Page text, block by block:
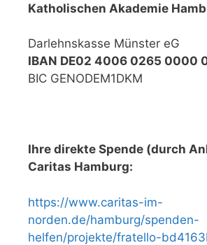
Katholischen Akademie
Darlehnskasse Münster eG
IBAN DE02 4006 0265 0000
BIC GENODEM1DKM
Ihre direkte Spende (durch
Caritas Hamburg:
https://www.caritas-im-
norden.de/hamburg/spenden-
helfen/projekte/fratello-